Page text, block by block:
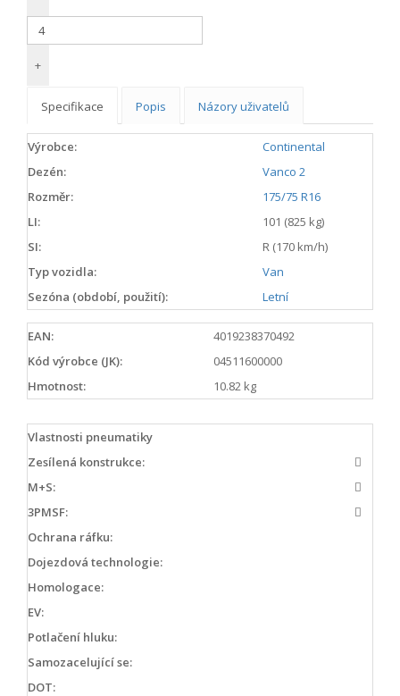
+
Specifikace Popis Názory uživatelů
Výrobce:
Continental
Dezén:
Vanco 2
Rozměr:
175/75 R16
LI:
101 (825 kg)
SI:
R (170 km/h)
Typ vozidla:
Van
Sezóna (období, použití):
Letní
EAN:
4019238370492
Kód výrobce (JK):
04511600000
Hmotnost:
10.82 kg
Vlastnosti pneumatiky
Zesílená konstrukce:
M+S:
3PMSF:
Ochrana ráfku:
Dojezdová technologie:
Homologace:
EV:
Potlačení hluku:
Samozacelující se:
DOT: